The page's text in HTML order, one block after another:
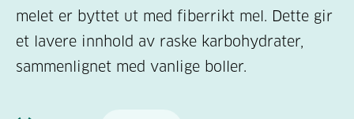
melet er byttet ut med fiberrikt mel. Dette gir
et lavere innhold av raske karbohydrater,
sammenlignet med vanlige boller.